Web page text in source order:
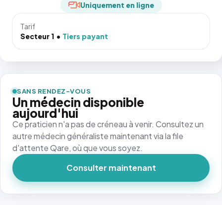
Uniquement en ligne
Tarif
Secteur 1
Tiers payant
SANS RENDEZ-VOUS
Un médecin disponible
aujourd'hui
Ce praticien n'a pas de créneau à venir. Consultez un
autre médecin généraliste maintenant via la file
d'attente Qare, où que vous soyez.
Consulter maintenant